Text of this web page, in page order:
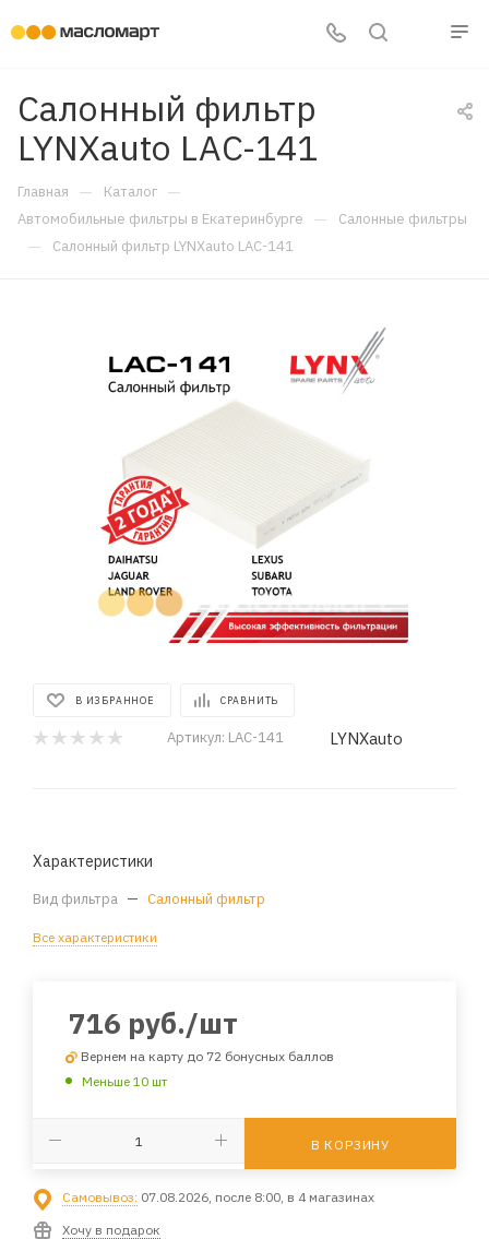
Салонный фильтр
LYNXauto LAC-141
Главная — Каталог —
Автомобильные фильтры в Екатеринбурге — Салонные фильтры
— Салонный фильтр LYNXauto LAC-141
В ИЗБРАННОЕ СРАВНИТЬ
Артикул: LAC-141 LYNXauto
Характеристики
Вид фильтра — Салонный фильтр
Все характеристики
716 руб./шт
Вернем на карту до 72 бонусных баллов
Меньше 10 шт
В КОРЗИНУ
Самовывоз: 07.08.2026, после 8:00, в 4 магазинах
Хочу в подарок